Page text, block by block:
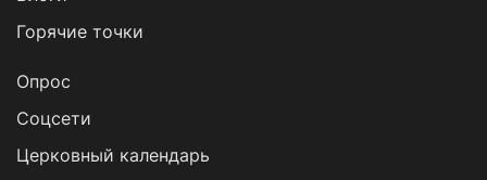
Горячие точки
Опрос
Cоцсети
Церковный календарь